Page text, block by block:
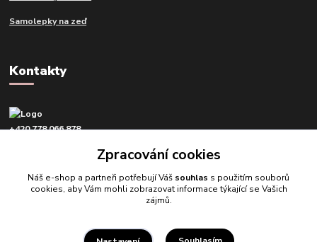
Samolepky na zeď
Kontakty
+420 778 066 878
Zpracování cookies
Náš e-shop a partneři potřebují Váš souhlas s použitím souborů
cookies, aby Vám mohli zobrazovat informace týkající se Vašich
zájmů.